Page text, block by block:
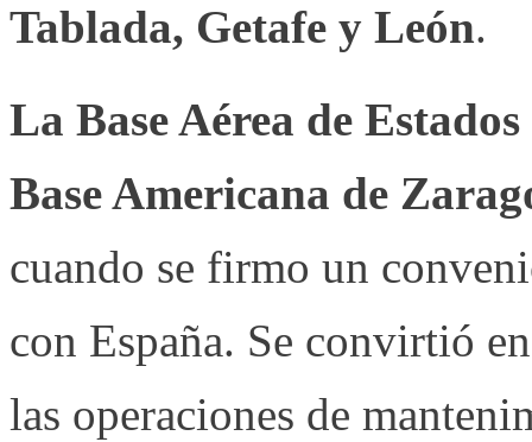
Tablada, Getafe y León.
La Base Aérea de
Base Americana de
cuando se firmo un
con España. Se convirtió
las operaciones de